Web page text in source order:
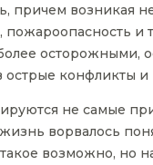
причем возникая
и
осторожными,
острые конфликты и
не самые
ворвалось
возможно, но